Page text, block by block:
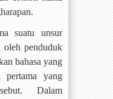
suatu unsur
oleh penduduk
bahasa yang
pertama yang
Dalam